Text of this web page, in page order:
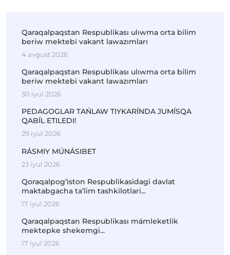
Qaraqalpaqstan Respublikası ulıwma orta bilim
beriw mektebi vakant lawazımları
4 avgust 2026
Qaraqalpaqstan Respublikası ulıwma orta bilim
beriw mektebi vakant lawazımları
30 iyul 2026
PEDAGOGLAR TAŃLAW TIYKARÍNDA JUMÍSQA
QABÍL ETILEDI!
29 iyul 2026
RÁSMIY MÚNÁSIBET
23 iyul 2026
Qoraqalpog‘iston Respublikasidagi davlat
maktabgacha ta’lim tashkilotlari...
17 iyul 2026
Qaraqalpaqstan Respublikası mámleketlik
mektepke shekemgi...
17 iyul 2026